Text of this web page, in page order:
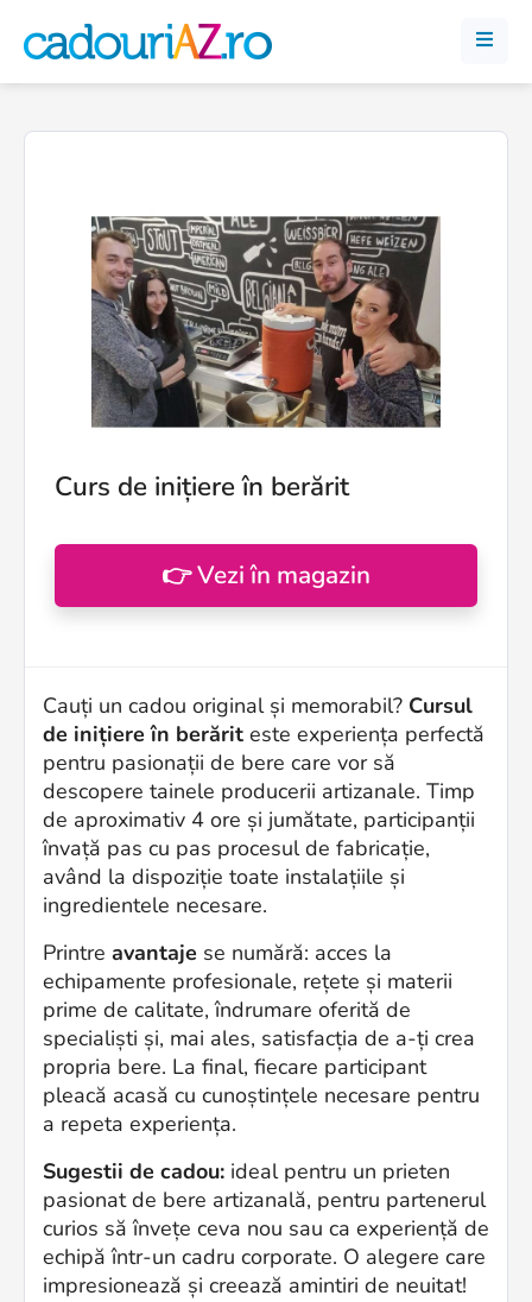
Curs de inițiere în berărit
👉 Vezi în magazin
Cauți un cadou original și memorabil? Cursul
de inițiere în berărit este experiența perfectă
pentru pasionații de bere care vor să
descopere tainele producerii artizanale. Timp
de aproximativ 4 ore și jumătate, participanții
învață pas cu pas procesul de fabricație,
având la dispoziție toate instalațiile și
ingredientele necesare.
Printre avantaje se numără: acces la
echipamente profesionale, rețete și materii
prime de calitate, îndrumare oferită de
specialiști și, mai ales, satisfacția de a-ți crea
propria bere. La final, fiecare participant
pleacă acasă cu cunoștințele necesare pentru
a repeta experiența.
Sugestii de cadou: ideal pentru un prieten
pasionat de bere artizanală, pentru partenerul
curios să învețe ceva nou sau ca experiență de
echipă într-un cadru corporate. O alegere care
impresionează și creează amintiri de neuitat!